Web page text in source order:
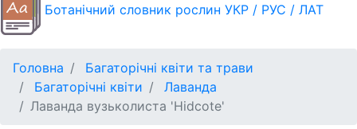
Ботанічний словник рослин УКР / РУС / ЛАТ
Головна
Багаторічні квіти та трави
Багаторічні квіти
Лаванда
Лаванда вузьколиста 'Hidcote'